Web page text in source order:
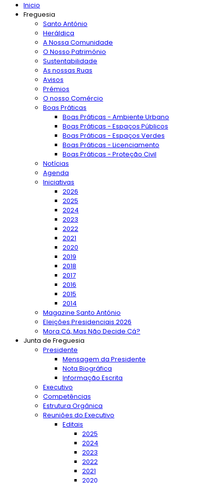
Inicio
Freguesia
Santo António
Heráldica
A Nossa Comunidade
O Nosso Património
Sustentabilidade
As nossas Ruas
Avisos
Prémios
O nosso Comércio
Boas Práticas
Boas Práticas - Ambiente Urbano
Boas Práticas - Espaços Públicos
Boas Práticas - Espaços Verdes
Boas Práticas - Licenciamento
Boas Práticas - Proteção Civil
Notícias
Agenda
Iniciativas
2026
2025
2024
2023
2022
2021
2020
2019
2018
2017
2016
2015
2014
Magazine Santo António
Eleições Presidenciais 2026
Mora Cá, Mas Não Decide Cá?
Junta de Freguesia
Presidente
Mensagem da Presidente
Nota Biográfica
Informação Escrita
Executivo
Competências
Estrutura Orgânica
Reuniões do Executivo
Editais
2025
2024
2023
2022
2021
2020